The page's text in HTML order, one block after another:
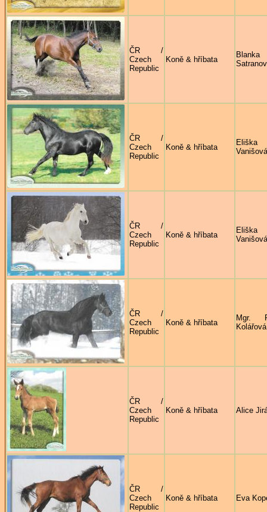
ČR /
Czech
Republic
Koně & hříbata
Blanka
ČR /
Czech
Republic
Koně & hříbata
Eliška
Vanišová
ČR /
Czech
Republic
Koně & hříbata
Eliška
Vanišová
ČR /
Czech
Republic
Koně & hříbata
Mgr.
Kolářová
ČR /
Czech
Republic
Koně & hříbata Alice
ČR /
Czech
Republic
Koně & hříbata Eva